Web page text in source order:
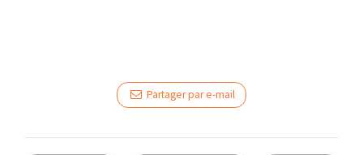
Partager par e-mail